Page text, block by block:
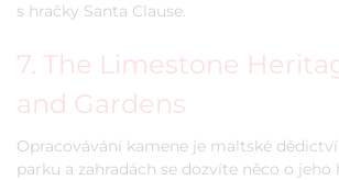
s hračky Santa Clause.
7. The Limestone
and Gardens
Opracovávání kamene je maltské
parku a zahradách se dozvíte něco o